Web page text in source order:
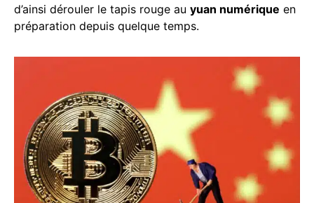
d’ainsi dérouler le tapis rouge au yuan numérique en
préparation depuis quelque temps.